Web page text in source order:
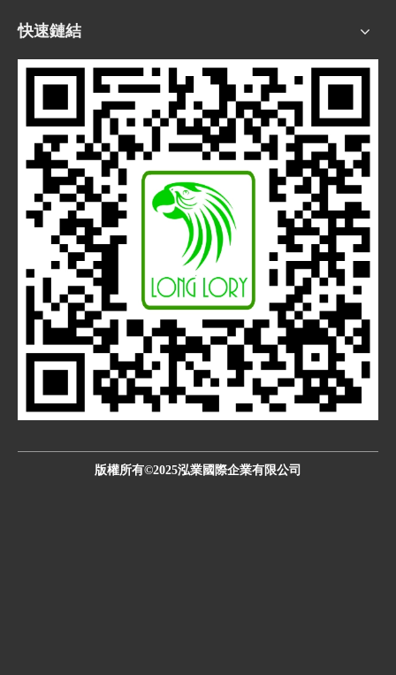
快速鏈結
版權所有©2025泓業國際企業有限公司